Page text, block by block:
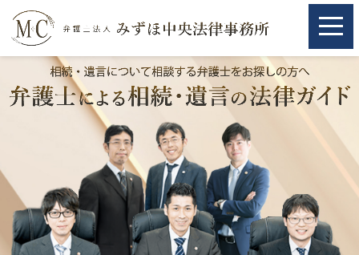
取扱分野
相続・遺言
離婚（夫婦間トラブル）
企業法務
取扱分野
相続・遺言
離婚（夫婦間トラブル）
企業法務